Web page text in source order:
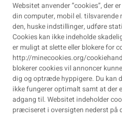
Websitet anvender ”cookies”, der
din computer, mobil el. tilsvarende
den, huske indstillinger, udføre
Cookies kan ikke indeholde
er muligt at slette eller blokere for
http://minecookies.org/
blokerer cookies vil annoncer
dig og optræde hyppigere. Du kan
ikke fungerer optimalt samt at der
adgang til. Websitet indeholder
præciseret i oversigten nederst på